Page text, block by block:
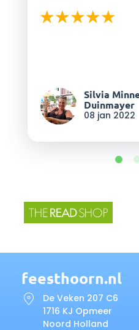
Silvia
Duinmayer
08 jan 2022
feesthoorn.nl
De Veken 207 C6
1716 KJ Opmeer
Noord Holland